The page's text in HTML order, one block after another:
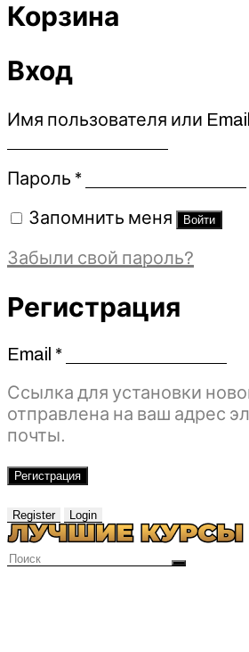
Корзина
Вход
Имя пользователя или Email
Пароль *Обязательно
Запомнить меня Войти
Забыли свой пароль?
Регистрация
Email *Обязательно
Ссылка для установки
отправлена ​​на ваш адрес
почты.
Регистрация
Register Login